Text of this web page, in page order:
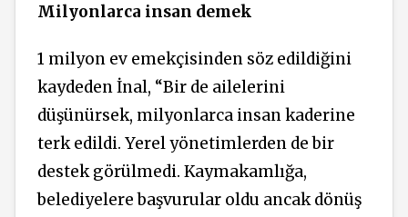
Milyonlarca insan demek
1 milyon ev emekçisinden söz edildiğini
kaydeden İnal, “Bir de ailelerini
düşünürsek, milyonlarca insan kaderine
terk edildi. Yerel yönetimlerden de bir
destek görülmedi. Kaymakamlığa,
belediyelere başvurular oldu ancak dönüş